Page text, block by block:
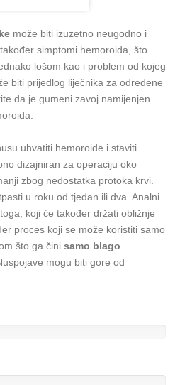
može biti izuzetno neugodno i
simptomi hemoroida, što
lošom kao i problem od kojeg
biti prijedlog liječnika za određene
da je gumeni zavoj namijenjen
uhvatiti hemoroide i staviti
dizajniran za operaciju oko
zbog nedostatka protoka krvi.
u roku od tjedan ili dva. Analni
koji će također držati obližnje
proces koji se može koristiti samo
što ga čini samo blago
mogu biti gore od